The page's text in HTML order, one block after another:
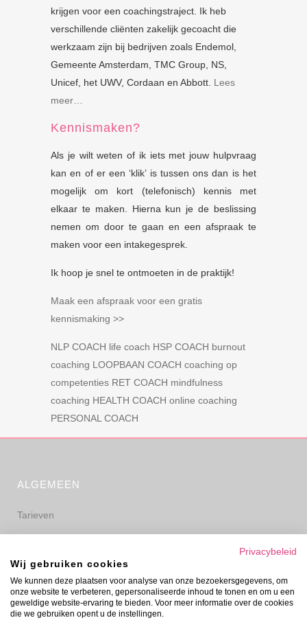
krijgen voor een coachingstraject. Ik heb
verschillende cliënten zakelijk gecoacht die
werkzaam zijn bij bedrijven zoals Endemol,
Gemeente Amsterdam, TMC Group, NS,
Unicef, het UWV, Cordaan en Abbott. Lees
meer…
Kennismaken?
Als je wilt weten of ik iets met jouw hulpvraag
kan en of er een ‘klik’ is tussen ons dan is het
mogelijk om kort (telefonisch) kennis met
elkaar te maken. Hierna kun je de beslissing
nemen om door te gaan en een afspraak te
maken voor een intakegesprek.
Ik hoop je snel te ontmoeten in de praktijk!
Maak een afspraak voor een gratis
kennismaking >>
NLP COACH life coach HSP COACH burnout
coaching LOOPBAAN COACH coaching op
competenties RET COACH mindfulness
coaching HEALTH COACH online coaching
PERSONAL COACH
ALGEMEEN
Tarieven
Privacyverklaring
Disclaimer
Privacybeleid
Wij gebruiken cookies
We kunnen deze plaatsen voor analyse van onze bezoekersgegevens, om
onze website te verbeteren, gepersonaliseerde inhoud te tonen en om u een
geweldige website-ervaring te bieden. Voor meer informatie over de cookies
die we gebruiken opent u de instellingen.